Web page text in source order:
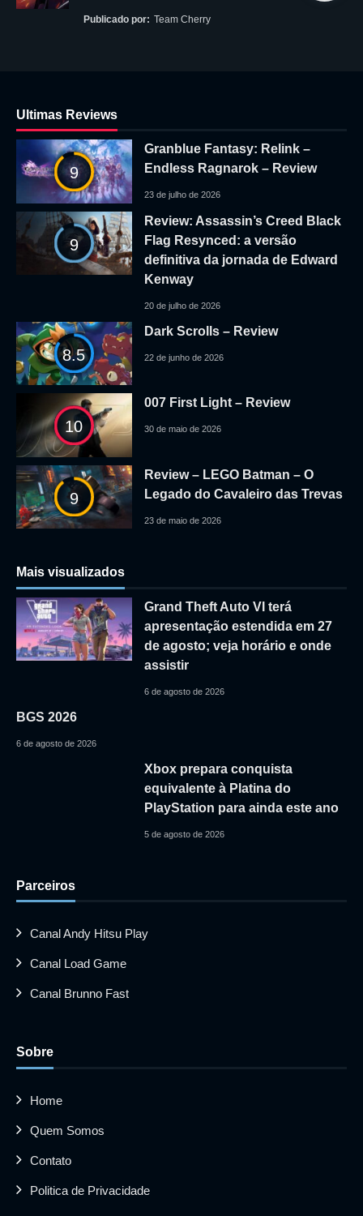
Publicado por: Team Cherry
Ultimas Reviews
9
Granblue Fantasy: Relink –
Endless Ragnarok – Review
23 de julho de 2026
9
Review: Assassin’s Creed Black
Flag Resynced: a versão
definitiva da jornada de Edward
Kenway
20 de julho de 2026
8.5
Dark Scrolls – Review
22 de junho de 2026
10
007 First Light – Review
30 de maio de 2026
9
Review – LEGO Batman – O
Legado do Cavaleiro das Trevas
23 de maio de 2026
Mais visualizados
Grand Theft Auto VI terá
apresentação estendida em 27
de agosto; veja horário e onde
assistir
6 de agosto de 2026
BGS 2026
6 de agosto de 2026
Xbox prepara conquista
equivalente à Platina do
PlayStation para ainda este ano
5 de agosto de 2026
Parceiros
Canal Andy Hitsu Play
Canal Load Game
Canal Brunno Fast
Sobre
Home
Quem Somos
Contato
Politica de Privacidade